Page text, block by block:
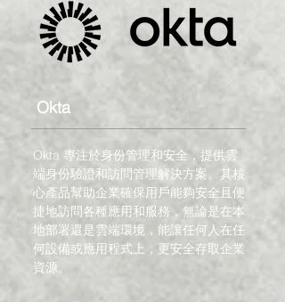
Okta
Okta 專注於身份管理和安全，提供雲
端身份驗證和訪問管理解決方案。其核
心產品幫助企業確保用戶能夠安全且便
捷地訪問各種應用和服務，無論是在本
地部署還是雲端環境，能讓任何人在任
何設備或應用程式上，更安全存取企業
資源。